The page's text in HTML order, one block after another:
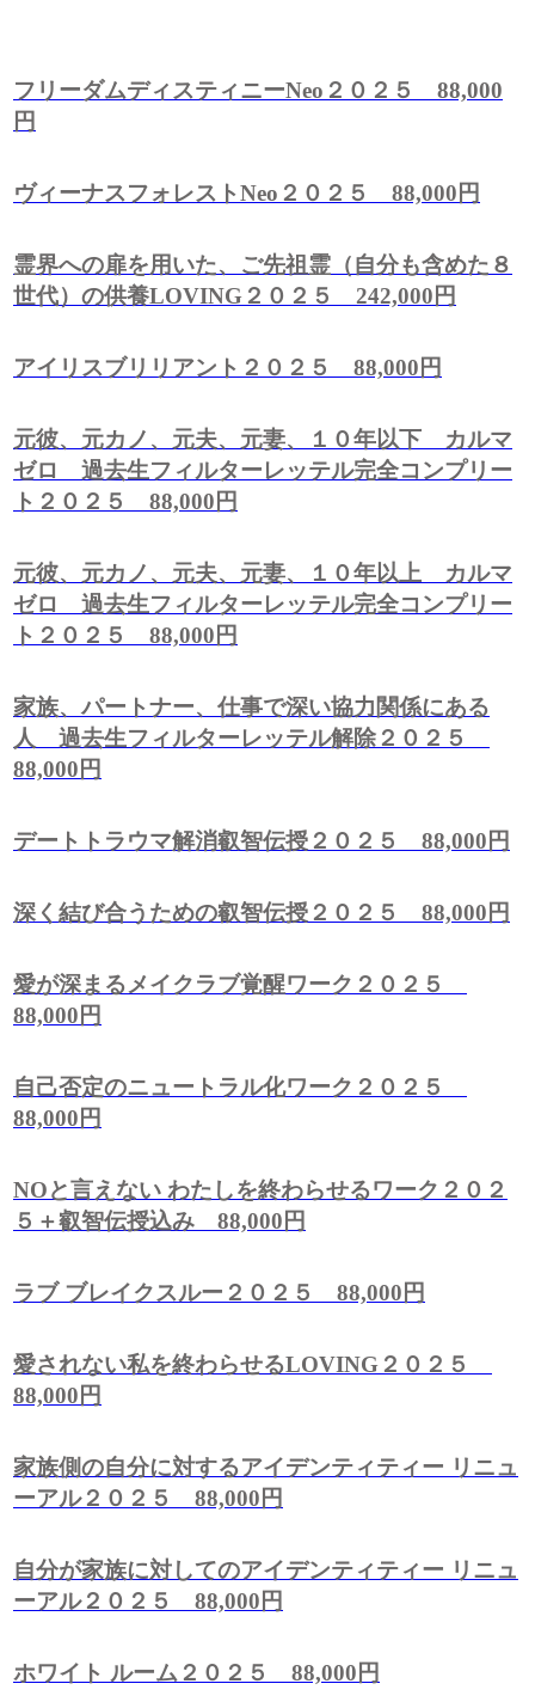
フリーダムディスティニーNeo２０２５ 88,000
円
ヴィーナスフォレストNeo２０２５ 88,000円
霊界への扉を用いた、ご先祖霊（自分も含めた８
世代）の供養LOVING２０２５ 242,000円
アイリスブリリアント２０２５ 88,000円
元彼、元カノ、元夫、元妻、１０年以下 カルマ
ゼロ 過去生フィルターレッテル完全コンプリー
ト２０２５ 88,000円
元彼、元カノ、元夫、元妻、１０年以上 カルマ
ゼロ 過去生フィルターレッテル完全コンプリー
ト２０２５ 88,000円
家族、パートナー、仕事で深い協力関係にある
人 過去生フィルターレッテル解除２０２５
88,000円
デートトラウマ解消叡智伝授２０２５ 88,000円
深く結び合うための叡智伝授２０２５ 88,000円
愛が深まるメイクラブ覚醒ワーク２０２５
88,000円
自己否定のニュートラル化ワーク２０２５
88,000円
NOと言えない わたしを終わらせるワーク２０２
５＋叡智伝授込み 88,000円
ラブ ブレイクスルー２０２５ 88,000円
愛されない私を終わらせるLOVING２０２５
88,000円
家族側の自分に対するアイデンティティー リニュ
ーアル２０２５ 88,000円
自分が家族に対してのアイデンティティー リニュ
ーアル２０２５ 88,000円
ホワイト ルーム２０２５ 88,000円